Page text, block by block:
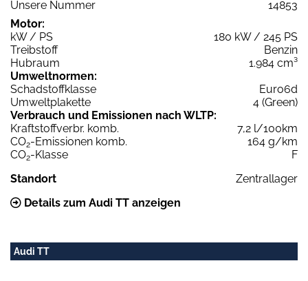
Unsere Nummer
14853
Motor:
kW / PS
180 kW / 245 PS
Treibstoff
Benzin
Hubraum
1.984 cm³
Umweltnormen:
Schadstoffklasse
Euro6d
Umweltplakette
4 (Green)
Verbrauch und Emissionen nach WLTP:
Kraftstoffverbr. komb.
7,2 l/100km
CO2-Emissionen komb.
164 g/km
CO2-Klasse
F
Standort
Zentrallager
Details zum Audi TT anzeigen
Audi TT